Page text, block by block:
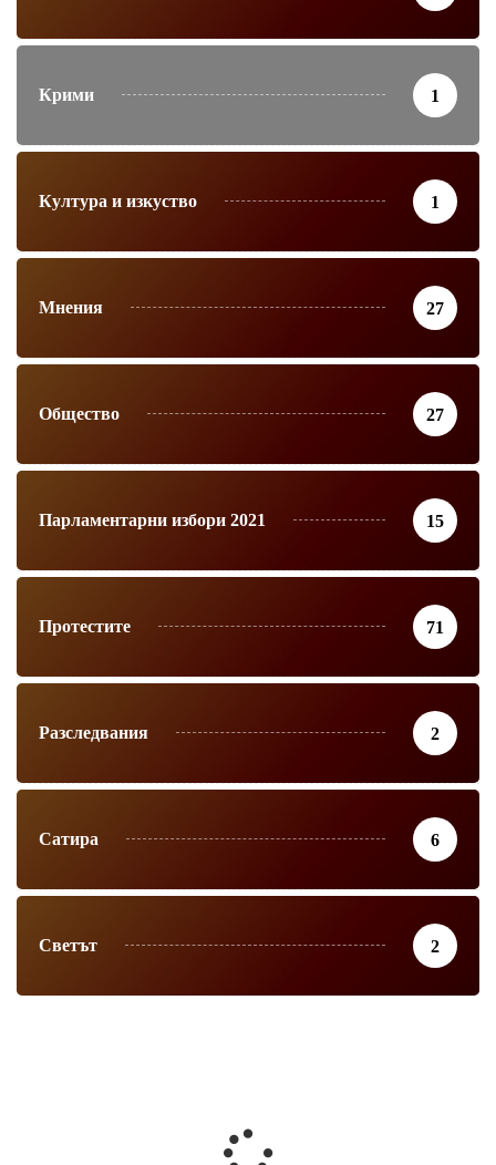
Крими 1
Култура и изкуство 1
Мнения 27
Общество 27
Парламентарни избори 2021 15
Протестите 71
Разследвания 2
Сатира 6
Светът 2